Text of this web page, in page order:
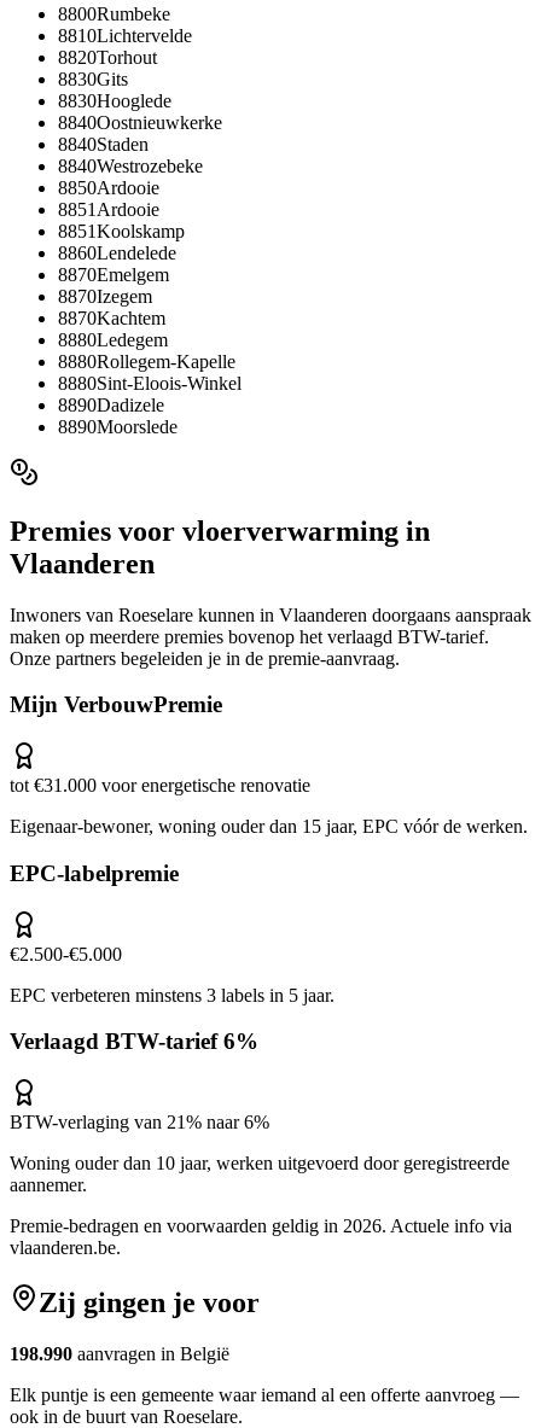
8800Rumbeke
8810Lichtervelde
8820Torhout
8830Gits
8830Hooglede
8840Oostnieuwkerke
8840Staden
8840Westrozebeke
8850Ardooie
8851 Ardooie
8851Koolskamp
8860Lendelede
8870Emelgem
8870Izegem
8870Kachtem
8880Ledegem
8880Rollegem-Kapelle
8880Sint-Eloois-Winkel
8890Dadizele
8890Moorslede
Premies voor vloerverwarming in
Vlaanderen
Inwoners van Roeselare kunnen in Vlaanderen doorgaans aanspraak
maken op meerdere premies bovenop het verlaagd BTW-tarief.
Onze partners begeleiden je in de premie-aanvraag.
Mijn VerbouwPremie
tot €31.000 voor energetische renovatie
Eigenaar-bewoner, woning ouder dan 15 jaar, EPC vóór de werken.
EPC-labelpremie
€2.500-€5.000
EPC verbeteren minstens 3 labels in 5 jaar.
Verlaagd BTW-tarief 6%
BTW-verlaging van 21% naar 6%
Woning ouder dan 10 jaar, werken uitgevoerd door geregistreerde
aannemer.
Premie-bedragen en voorwaarden geldig in 2026. Actuele info via
vlaanderen.be.
Zij gingen je voor
198.990 aanvragen in België
Elk puntje is een gemeente waar iemand al een offerte aanvroeg —
ook in de buurt van Roeselare.